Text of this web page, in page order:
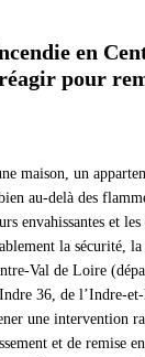
en
pour
maison, un
au-delà des
envahissantes et
la sécurité,
Val de Loire
36, de l’Indre-
une intervention
et de remise